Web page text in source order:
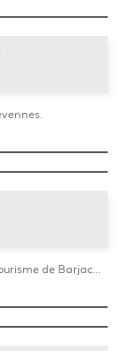
de Barjac...